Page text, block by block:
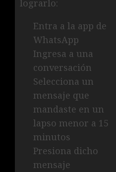
lograrlo:
Entra a la app de
WhatsApp
Ingresa a una
conversación
Selecciona un
mensaje que
mandaste en un
lapso menor a 15
minutos
Presiona dicho
mensaje